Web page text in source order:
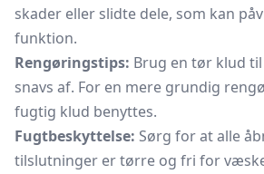
skader eller slidte dele, som kan
funktion.
Rengøringstips: Brug en tør klud
snavs af. For en mere grundig
fugtig klud benyttes.
Fugtbeskyttelse: Sørg for at alle
tilslutninger er tørre og fri for